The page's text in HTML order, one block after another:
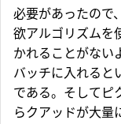
必要があったので
欲アルゴリズムを
かれることがない
バッチに入れる
である。そしてピ
らクアッドが大量